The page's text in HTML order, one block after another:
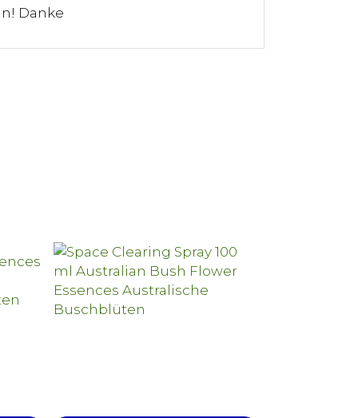
Danke